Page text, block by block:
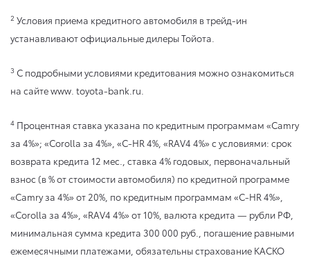
2 Условия приема кредитного автомобиля в трейд-ин
устанавливают официальные дилеры Тойота.
3 С подробными условиями кредитования можно ознакомиться
на сайте www. toyota-bank.ru.
4 Процентная ставка указана по кредитным программам «Camry
за 4%»; «Corolla за 4%», «C-HR 4%, «RAV4 4%» с условиями: срок
возврата кредита 12 мес., ставка 4% годовых, первоначальный
взнос (в % от стоимости автомобиля) по кредитной программе
«Camry за 4%» от 20%, по кредитным программам «C-HR 4%»,
«Corolla за 4%», «RAV4 4%» от 10%, валюта кредита — рубли РФ,
минимальная сумма кредита 300 000 руб., погашение равными
ежемесячными платежами, обязательны страхование КАСКО